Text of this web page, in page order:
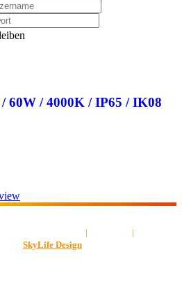
60W / 4000K / IP65 / IK08
| |
SkyLife Design